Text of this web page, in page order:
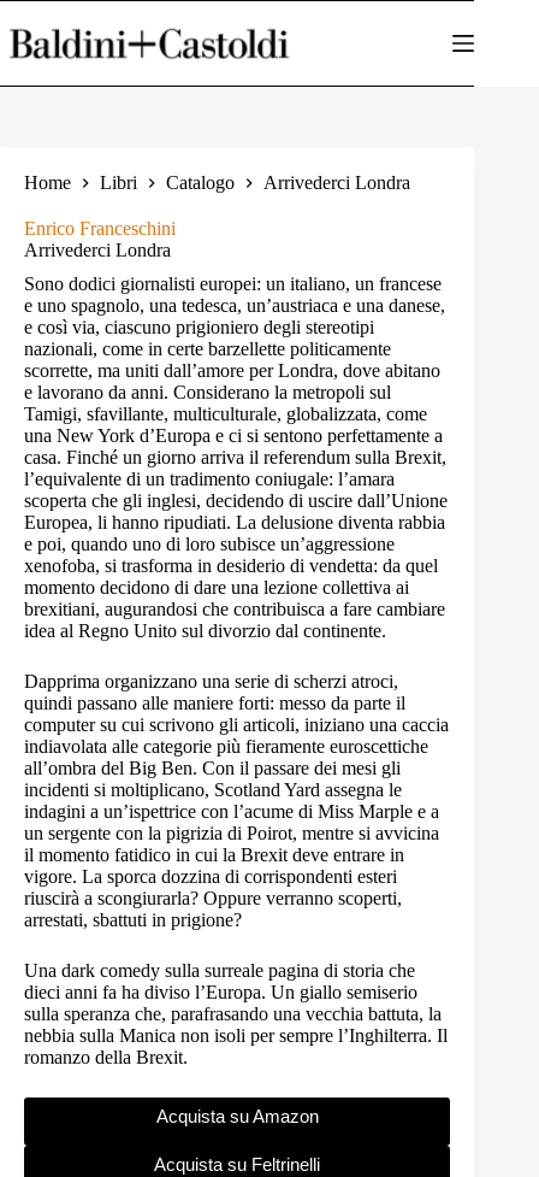
al
contenuto
Home Libri Catalogo Arrivederci Londra
Enrico Franceschini
Arrivederci Londra
Sono dodici giornalisti europei: un italiano, un francese
e uno spagnolo, una tedesca, un’austriaca e una danese,
e così via, ciascuno prigioniero degli stereotipi
nazionali, come in certe barzellette politicamente
scorrette, ma uniti dall’amore per Londra, dove abitano
e lavorano da anni. Considerano la metropoli sul
Tamigi, sfavillante, multiculturale, globalizzata, come
una New York d’Europa e ci si sentono perfettamente a
casa. Finché un giorno arriva il referendum sulla Brexit,
l’equivalente di un tradimento coniugale: l’amara
scoperta che gli inglesi, decidendo di uscire dall’Unione
Europea, li hanno ripudiati. La delusione diventa rabbia
e poi, quando uno di loro subisce un’aggressione
xenofoba, si trasforma in desiderio di vendetta: da quel
momento decidono di dare una lezione collettiva ai
brexitiani, augurandosi che contribuisca a fare cambiare
idea al Regno Unito sul divorzio dal continente.
Dapprima organizzano una serie di scherzi atroci,
quindi passano alle maniere forti: messo da parte il
computer su cui scrivono gli articoli, iniziano una caccia
indiavolata alle categorie più fieramente euroscettiche
all’ombra del Big Ben. Con il passare dei mesi gli
incidenti si moltiplicano, Scotland Yard assegna le
indagini a un’ispettrice con l’acume di Miss Marple e a
un sergente con la pigrizia di Poirot, mentre si avvicina
il momento fatidico in cui la Brexit deve entrare in
vigore. La sporca dozzina di corrispondenti esteri
riuscirà a scongiurarla? Oppure verranno scoperti,
arrestati, sbattuti in prigione?
Una dark comedy sulla surreale pagina di storia che
dieci anni fa ha diviso l’Europa. Un giallo semiserio
sulla speranza che, parafrasando una vecchia battuta, la
nebbia sulla Manica non isoli per sempre l’Inghilterra. Il
romanzo della Brexit.
Acquista su Amazon
Acquista su Feltrinelli